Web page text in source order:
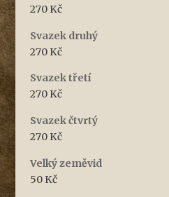
270 Kč
Svazek druhý
270 Kč
Svazek třetí
270 Kč
Svazek čtvrtý
270 Kč
Velký zeměvid
50 Kč